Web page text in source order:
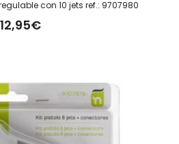
con 10 jets ref.: 9707980
12,95€